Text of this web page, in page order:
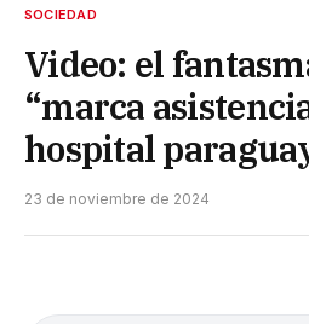
SOCIEDAD
Video: el
“marca
hospital
23 de noviembre de 2024